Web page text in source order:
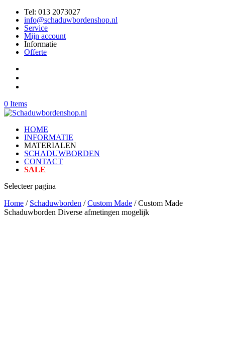
Tel: 013 2073027
info@schaduwbordenshop.nl
Service
Mijn account
Informatie
Offerte
0 Items
HOME
INFORMATIE
MATERIALEN
SCHADUWBORDEN
CONTACT
SALE
Selecteer pagina
Home / Schaduwborden /Custom Made / Custom Made
Schaduwborden Diverse afmetingen mogelijk